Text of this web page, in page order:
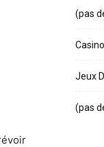
(pas
Jeux
(pas